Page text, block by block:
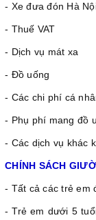
- Xe đưa đón Hà
- Thuế VAT
- Dịch vụ mát xa
- Đồ uống
- Các chi phí cá
- Phụ phí mang đồ
- Các dịch vụ khác
CHÍNH SÁCH
- Tất cả các trẻ em
- Trẻ em dưới 5